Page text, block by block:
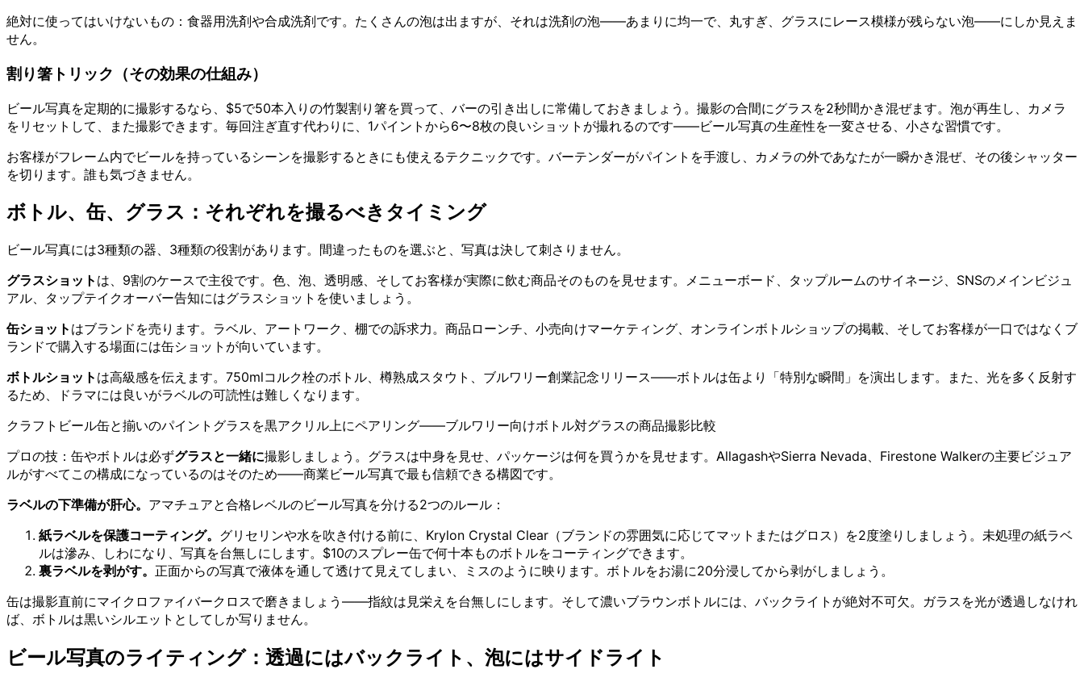
絶対に使ってはいけないもの：食器用洗剤や合成洗剤です。たくさんの泡は出ますが、それは洗剤の泡——あまりに均一で、丸すぎ、グラスにレース模様が残らない泡——にしか見えま
せん。
割り箸トリック（その効果の仕組み）
ビール写真を定期的に撮影するなら、$5で50本入りの竹製割り箸を買って、バーの引き出しに常備しておきましょう。撮影の合間にグラスを2秒間かき混ぜます。泡が再生し、カメラ
をリセットして、また撮影できます。毎回注ぎ直す代わりに、1パイントから6〜8枚の良いショットが撮れるのです——ビール写真の生産性を一変させる、小さな習慣です。
お客様がフレーム内でビールを持っているシーンを撮影するときにも使えるテクニックです。バーテンダーがパイントを手渡し、カメラの外であなたが一瞬かき混ぜ、その後シャッター
を切ります。誰も気づきません。
ボトル、缶、グラス：それぞれを撮るべきタイミング
ビール写真には3種類の器、3種類の役割があります。間違ったものを選ぶと、写真は決して刺さりません。
グラスショット は、9割のケースで主役です。色、泡、透明感、そしてお客様が実際に飲む商品そのものを見せます。メニューボード、タップルームのサイネージ、SNSのメインビジュ
アル、タップテイクオーバー告知にはグラスショットを使いましょう。
缶ショット はブランドを売ります。ラベル、アートワーク、棚での訴求力。商品ローンチ、小売向けマーケティング、オンラインボトルショップの掲載、そしてお客様が一口ではなくブ
ランドで購入する場面には缶ショットが向いています。
ボトルショット は高級感を伝えます。750mlコルク栓のボトル、樽熟成スタウト、ブルワリー創業記念リリース——ボトルは缶より「特別な瞬間」を演出します。また、光を多く反射す
るため、ドラマには良いがラベルの可読性は難しくなります。
クラフトビール缶と揃いのパイントグラスを黒アクリル上にペアリング——ブルワリー向けボトル対グラスの商品撮影比較
プロの技：缶やボトルは必ずグラスと一緒に撮影しましょう。グラスは中身を見せ、パッケージは何を買うかを見せます。AllagashやSierra Nevada、Firestone Walkerの主要ビジュア
ルがすべてこの構成になっているのはそのため——商業ビール写真で最も信頼できる構図です。
ラベルの下準備が肝心。 アマチュアと合格レベルのビール写真を分ける2つのルール：
紙ラベルを保護コーティング。 グリセリンや水を吹き付ける前に、Krylon Crystal Clear（ブランドの雰囲気に応じてマットまたはグロス）を2度塗りしましょう。未処理の紙ラベ
ルは滲み、しわになり、写真を台無しにします。$10のスプレー缶で何十本ものボトルをコーティングできます。
裏ラベルを剥がす。 正面からの写真で液体を通して透けて見えてしまい、ミスのように映ります。ボトルをお湯に20分浸してから剥がしましょう。
缶は撮影直前にマイクロファイバークロスで磨きましょう——指紋は見栄えを台無しにします。そして濃いブラウンボトルには、バックライトが絶対不可欠。ガラスを光が透過しなけれ
ば、ボトルは黒いシルエットとしてしか写りません。
ビール写真のライティング：透過にはバックライト、泡にはサイドライト